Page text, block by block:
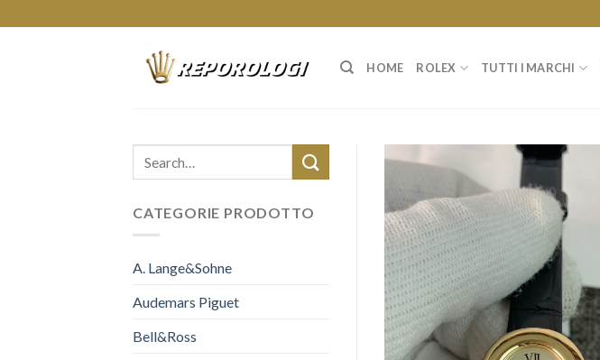
to
HOME ROLEX TUTTI I MARCHI
CATEGORIE PRODOTTO
A. Lange&Sohne
Audemars Piguet
Bell&Ross